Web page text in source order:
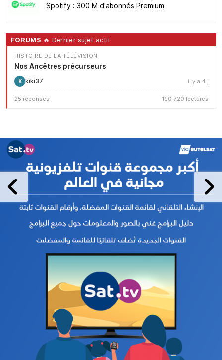
Spotify : 300 M d'abonnés Premium
FORUMS 🔥 Dernier sujet actif
HISTOIRE DE LA TÉLÉVISION
Nos Ancêtres précurseurs
K kiki37 il y a 4 j
25 réponses 190 720 lectures